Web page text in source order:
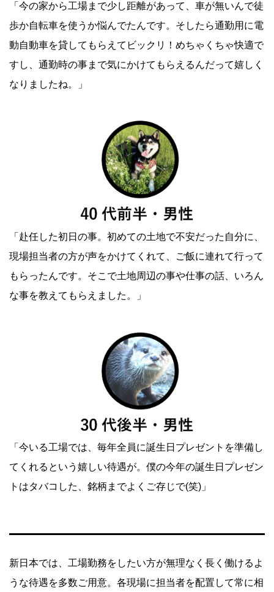
「今の家から工場まで少し距離があって、車が無いんで徒
歩か自転車を使うか悩んでたんです。そしたら通勤用に電
動自動車を貸してもらえてビックリ！めちゃくちゃ快適で
すし、通勤時の事まで気にかけてもらえるんだって嬉しく
なりましたね。」
「赴任した初日の事。初めての土地で不安だった自分に、
現場担当者の方が声をかけてくれて、ご飯に連れて行って
もらったんです。そこで土地周辺の事や仕事の話、いろん
な事を教えてもらえました。」
「今いる工場では、毎年全員に誕生日プレゼントを準備し
てくれるという嬉しい待遇が。僕の今年の誕生日プレゼン
トはタバコした、銘柄までよくご存じで(笑)」
新日本では、工場勤務をしたい方が無理なく長く働けるよ
うな待遇を多数ご用意。各現場に担当者を配置して常に相